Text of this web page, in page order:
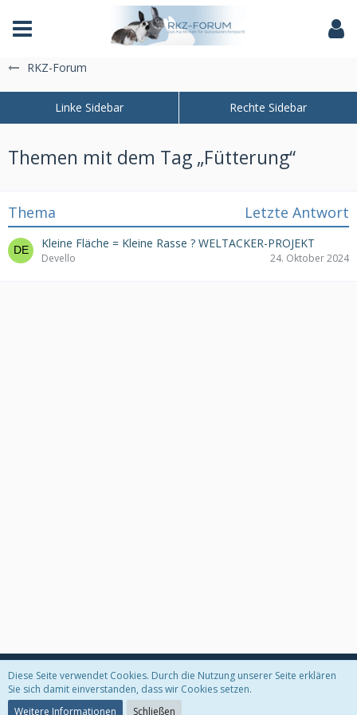
Das Fachforum der Rassekaninchenzucht
RKZ-Forum
Themen mit dem Tag „Fütterung“
Thema Letzte Antwort
Kleine Fläche = Kleine Rasse ? WELTACKER-PROJEKT
Devello 24. Oktober 2024
Datenschutzerklärung Kontakt Impressum
Diese Seite verwendet Cookies. Durch die Nutzung unserer Seite erklären
Sie sich damit einverstanden, dass wir Cookies setzen.
Weitere Informationen
Schließen